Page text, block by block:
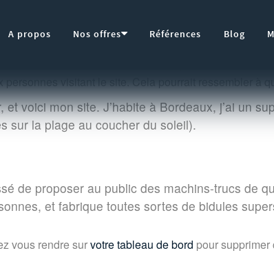
A propos Nos offres OpenRéférences Blog
restera au même endroit et apparaîtra dans la
visitant le site. Cela pourrait ressembler à
voici mon site. J’habite à Bordeaux, j’ai un
sur la plage au coucher du soleil).
de proposer au public des machins-trucs de
et fabrique toutes sortes de bidules
vous rendre survotre tableau de bord pour